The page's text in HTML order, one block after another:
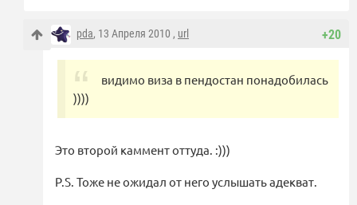
+20
pda, 13 Апреля 2010 , url
видимо виза в пендостан понадобилась
))))
Это второй каммент оттуда. :)))
P.S. Тоже не ожидал от него услышать адекват.